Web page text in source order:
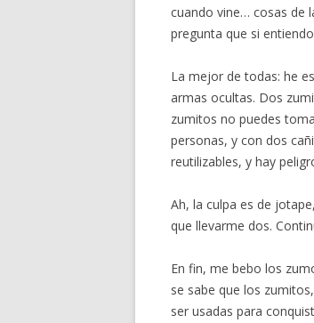
cuando vine… cosas de
pregunta que si
La mejor de todas: he
armas ocultas. Dos
zumitos no puedes
personas, y con dos
reutilizables, y hay
Ah, la culpa es de jotape,
que llevarme dos.
En fin, me bebo los
se sabe que los
ser usadas para